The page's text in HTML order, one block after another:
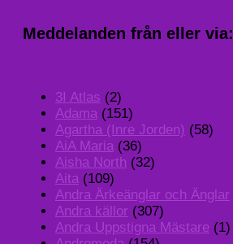
Meddelanden från eller via:
3I Atlas (2)
Adama (151)
Agartha (Inre Jorden) (58)
AiA Maria (36)
Aisha North (32)
Aita (109)
Andra Ärkeänglar och Änglar
Andra källor (307)
Andra Uppstigna Mästare (1)